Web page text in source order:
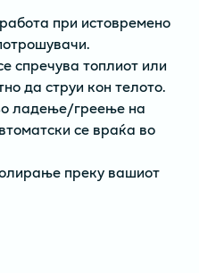
при истовремено
спречува топлиот или
да струи кон телото.
ладење/греење на
се враќа во
преку вашиот